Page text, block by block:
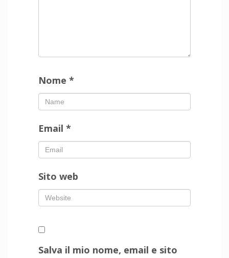
Nome *
Email *
Sito web
Salva il mio nome, email e sito